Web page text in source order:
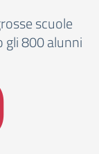
scuole
gli 800 alunni